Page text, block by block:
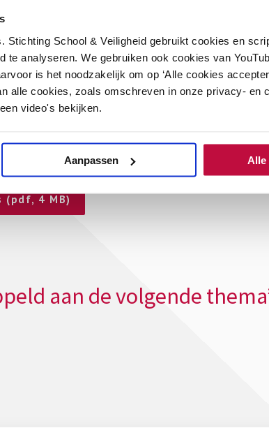
Stichting School & Veiligheid gebruikt cookies en
te analyseren. We gebruiken ook cookies van
is het noodzakelijk om op ‘Alle cookies
alle cookies, zoals omschreven in onze privacy- en
video's bekijken.
Aanpassen Alle
doe je dat nou? Wat moet je ermee?”
schoolteams op weg om met elkaar het
van de school als oefenplaats en bijbehorende
de visie en context van de school. Ook maakt het
(pdf, 4 MB)
aan de volgende